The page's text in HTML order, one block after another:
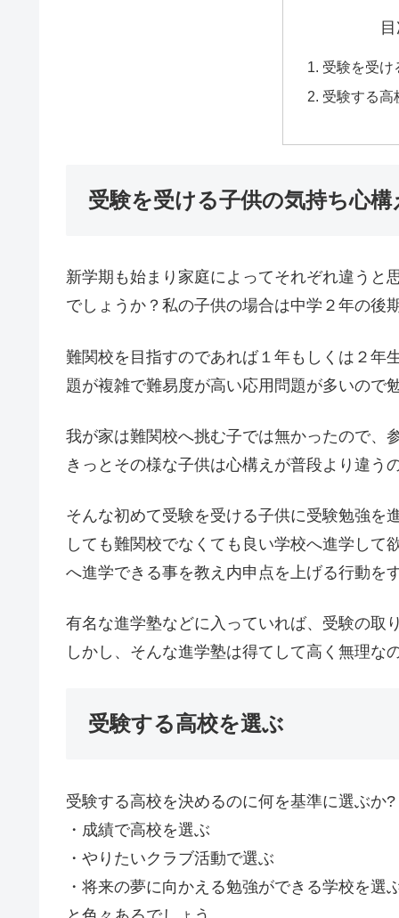
受験を受け
受験する高
受験を受ける子供の気持ち心構
新学期も始まり家庭によってそれぞれ違うと
でしょうか？私の子供の場合は中学２年の後
難関校を目指すのであれば１年もしくは２年
題が複雑で難易度が高い応用問題が多いので
我が家は難関校へ挑む子では無かったので、
きっとその様な子供は心構えが普段より違う
そんな初めて受験を受ける子供に受験勉強を
しても難関校でなくても良い学校へ進学し
へ進学できる事を教え内申点を上げる行動を
有名な進学塾などに入っていれば、受験の取
しかし、そんな進学塾は得てして高く無理な
受験する高校を選ぶ
受験する高校を決めるのに何を基準に選ぶか?
・成績で高校を選ぶ
・やりたいクラブ活動で選ぶ
・将来の夢に向かえる勉強ができる学校を選